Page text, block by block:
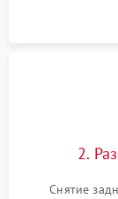
2.
Снятие